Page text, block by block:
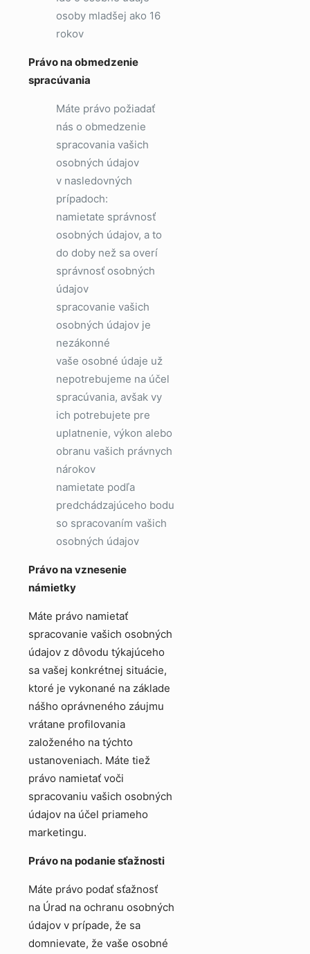
osoby mladšej ako 16
rokov
Právo na obmedzenie
spracúvania
Máte právo požiadať
nás o obmedzenie
spracovania vašich
osobných údajov
v nasledovných
prípadoch:
namietate správnosť
osobných údajov, a to
do doby než sa overí
správnosť osobných
údajov
spracovanie vašich
osobných údajov je
nezákonné
vaše osobné údaje už
nepotrebujeme na účel
spracúvania, avšak vy
ich potrebujete pre
uplatnenie, výkon alebo
obranu vašich právnych
nárokov
namietate podľa
predchádzajúceho bodu
so spracovaním vašich
osobných údajov
Právo na vznesenie
námietky
Máte právo namietať
spracovanie vašich osobných
údajov z dôvodu týkajúceho
sa vašej konkrétnej situácie,
ktoré je vykonané na základe
nášho oprávneného záujmu
vrátane profilovania
založeného na týchto
ustanoveniach. Máte tiež
právo namietať voči
spracovaniu vašich osobných
údajov na účel priameho
marketingu.
Právo na podanie sťažnosti
Máte právo podať sťažnosť
na Úrad na ochranu osobných
údajov v prípade, že sa
domnievate, že vaše osobné